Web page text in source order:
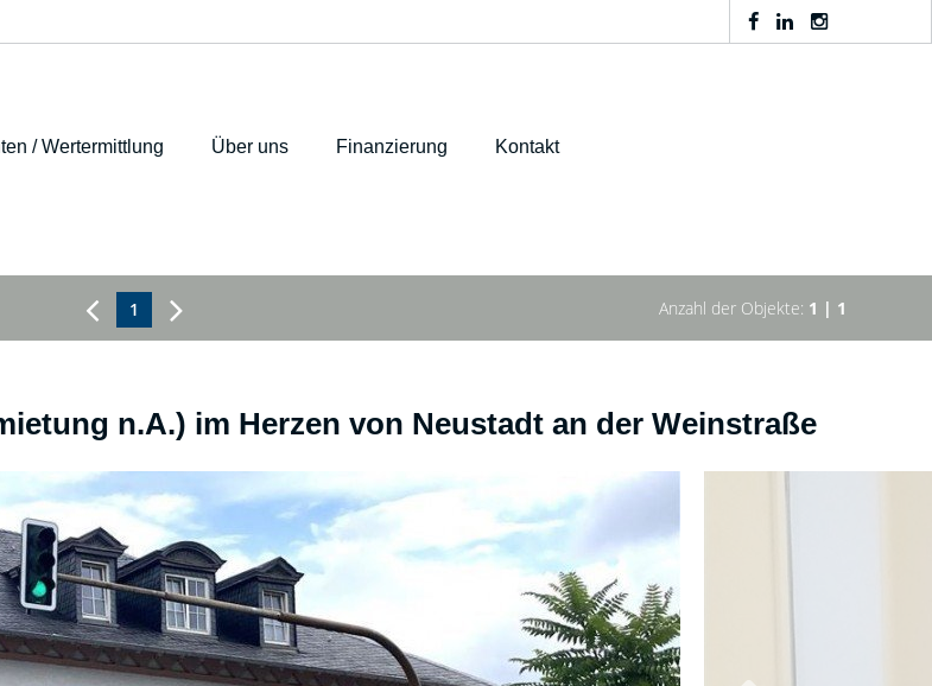
/ Wertermittlung Über uns Finanzierung Kontakt
1 Anzahl der Objekte: 1 | 1
n.A.) im Herzen von Neustadt an der Weinstraße